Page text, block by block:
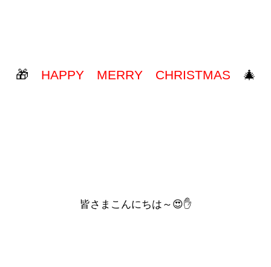
🎁 HAPPY MERRY CHRISTMAS 🎄
皆さまこんにちは～😍✋